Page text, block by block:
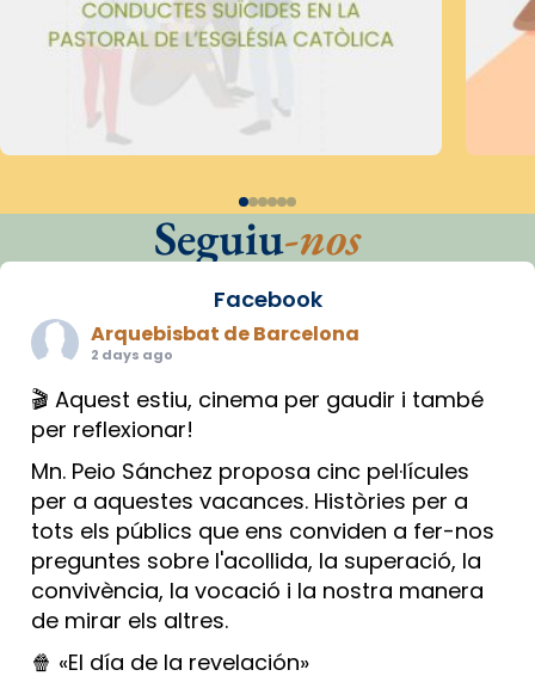
Seguiu-nos
Facebook
Arquebisbat de Barcelona
2 days ago
🎬 Aquest estiu, cinema per gaudir i també
per reflexionar!
Mn. Peio Sánchez proposa cinc pel·lícules
per a aquestes vacances. Històries per a
tots els públics que ens conviden a fer-nos
preguntes sobre l'acollida, la superació, la
convivència, la vocació i la nostra manera
de mirar els altres.
🍿 «El día de la revelación»